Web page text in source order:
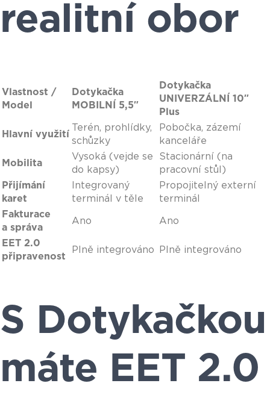
realitní obor
Vlastnost /
Model
Dotykačka
MOBILNÍ 5,5″
Dotykačka
UNIVERZÁLNÍ 10″
Plus
Hlavní využití
Terén, prohlídky,
schůzky
Pobočka, zázemí
kanceláře
Mobilita
Vysoká (vejde se
do kapsy)
Stacionární (na
pracovní stůl)
Přijímání
karet
Integrovaný
terminál v těle
Propojitelný externí
terminál
Fakturace
a správa
Ano Ano
EET 2.0
připravenost
Plně integrováno Plně integrováno
S Dotykačkou
máte EET 2.0